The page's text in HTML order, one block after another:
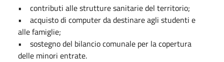
• contributi alle strutture sanitarie del territorio;
• acquisto di computer da destinare agli studenti e
alle famiglie;
• sostegno del bilancio comunale per la copertura
delle minori entrate.